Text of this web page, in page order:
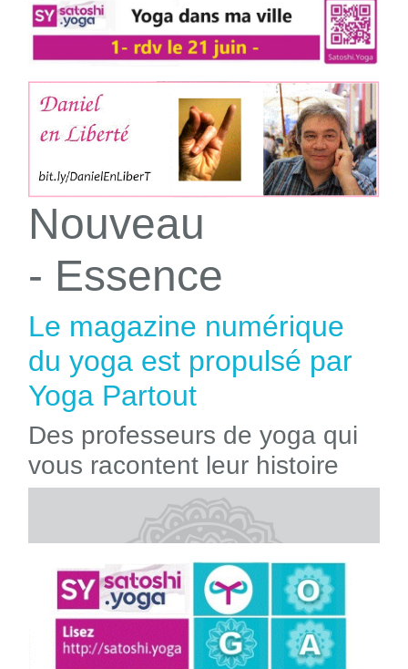
Nouveau
- Essence
Le magazine numérique
du yoga est propulsé par
Yoga Partout
Des professeurs de yoga qui
vous racontent leur histoire